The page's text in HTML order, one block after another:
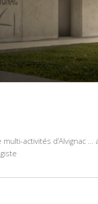
activités d’Alvignac …